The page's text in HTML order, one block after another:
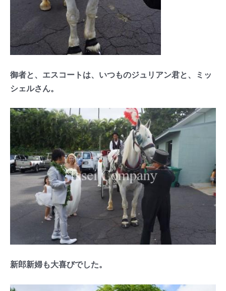
御者と、エスコートは、いつものジュリアン君と、ミッ
シェルさん。
新郎新婦も大喜びでした。